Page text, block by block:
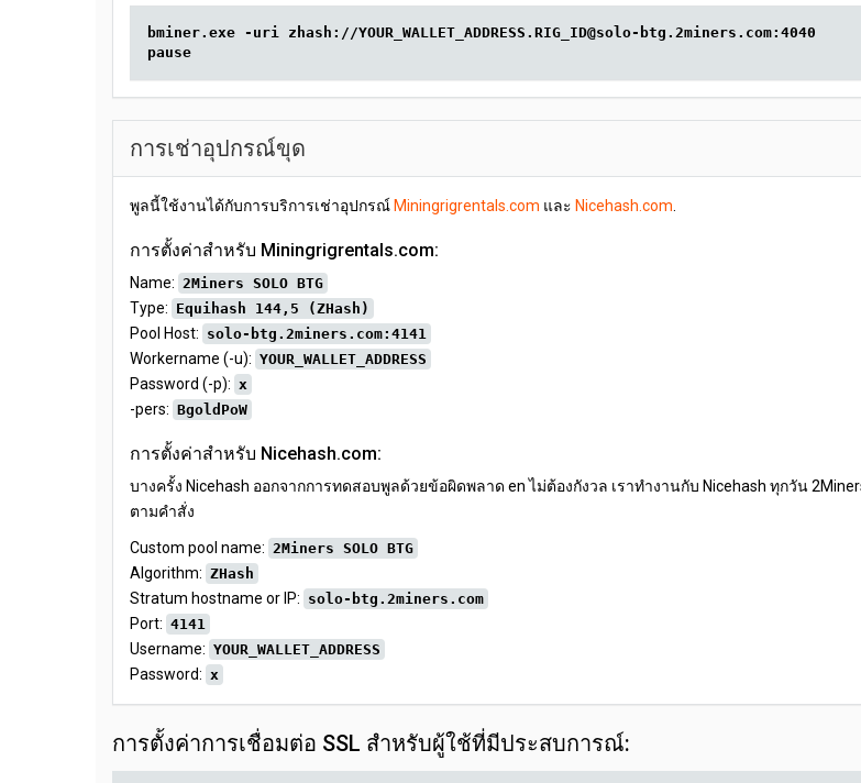
bminer.exe -uri zhash://YOUR_WALLET_ADDRESS.RIG_ID@solo-btg.2miners.com:4040
pause
การเช่าอุปกรณ์ขุด
พูลนี้ใช้งานได้กับการบริการเช่าอุปกรณ์ Miningrigrentals.com และ Nicehash.com
การตั้งค่าสำหรับ Miningrigrentals.com:
Name: 2Miners SOLO BTG
Type: Equihash 144,5 (ZHash)
Pool Host: solo-btg.2miners.com:4141
Workername (-u): YOUR_WALLET_ADDRESS
Password (-p): x
-pers: BgoldPoW
การตั้งค่าสำหรับ Nicehash.com:
บางครั้ง Nicehash ออกจากการทดสอบพูลด้วยข้อผิดพลาด en ไม่ต้องกังวล เราทำงานกับ Nicehash ทุกวัน
ตามคำสั่ง
Custom pool name: 2Miners SOLO BTG
Algorithm: ZHash
Stratum hostname or IP: solo-btg.2miners.com
Port: 4141
Username: YOUR_WALLET_ADDRESS
Password: x
การตั้งค่าการเชื่อมต่อ SSL สำหรับผู้ใช้ที่มีประสบการณ์: